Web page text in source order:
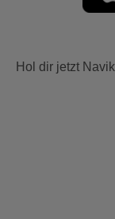
Hol dir jetzt